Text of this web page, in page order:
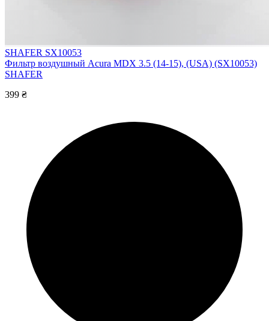
SHAFER SX10053
Фильтр воздушный Acura MDX 3.5 (14-15), (USA) (SX10053)
SHAFER
399 ₴